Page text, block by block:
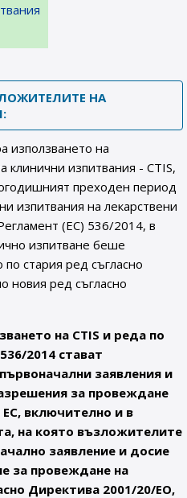
НА
използването на
изпитвания - CTIS,
преходен период
изпитвания на лекарствени
(ЕС) 536/2014, в
изпитване беше
стария ред съгласно
новия ред съгласно
на CTIS и реда по
2014 стават
заявления и
за провеждане
включително и в
на която възложителите
заявление и досие
за провеждане на
Директива 2001/20/ЕО,